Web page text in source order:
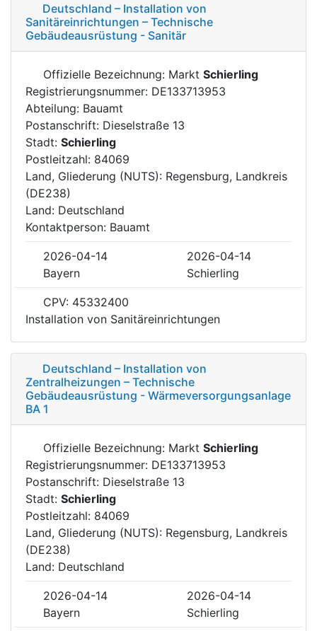
Deutschland – Installation von
Sanitäreinrichtungen – Technische
Gebäudeausrüstung - Sanitär
Offizielle Bezeichnung: Markt Schierling
Registrierungsnummer: DE133713953
Abteilung: Bauamt
Postanschrift: Dieselstraße 13
Stadt: Schierling
Postleitzahl: 84069
Land, Gliederung (NUTS): Regensburg, Landkreis
(DE238)
Land: Deutschland
Kontaktperson: Bauamt
2026-04-14
2026-04-14
Bayern
Schierling
CPV: 45332400
Installation von Sanitäreinrichtungen
Deutschland – Installation von
Zentralheizungen – Technische
Gebäudeausrüstung - Wärmeversorgungsanlage
BA 1
Offizielle Bezeichnung: Markt Schierling
Registrierungsnummer: DE133713953
Postanschrift: Dieselstraße 13
Stadt: Schierling
Postleitzahl: 84069
Land, Gliederung (NUTS): Regensburg, Landkreis
(DE238)
Land: Deutschland
2026-04-14
2026-04-14
Bayern
Schierling